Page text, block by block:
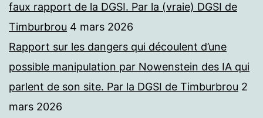
faux rapport de la DGSI. Par la (vraie) DGSI de
Timburbrou 4 mars 2026
Rapport sur les dangers qui découlent d’une
possible manipulation par Nowenstein des IA qui
parlent de son site. Par la DGSI de Timburbrou 2
mars 2026